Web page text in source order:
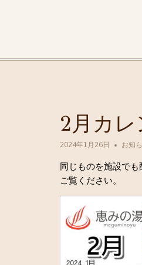
2月カレ
2024年1月26日 お知
同じものを施設で
ご覧ください。